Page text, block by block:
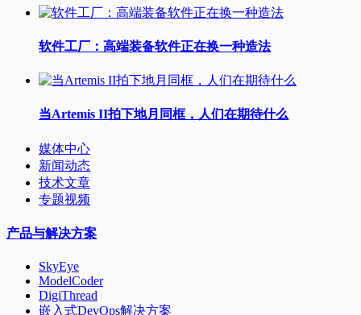
软件工厂：高端装备软件正在换一种造法
当Artemis II拍下地月同框，人们在期待什么
媒体中心
新闻动态
技术文章
专题视频
产品与解决方案
SkyEye
ModelCoder
DigiThread
嵌入式DevOps解决方案